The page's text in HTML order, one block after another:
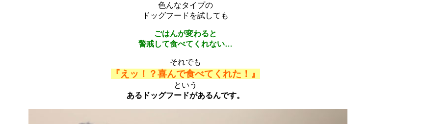
色んなタイプの
ドッグフードを試しても
ごはんが変わると
警戒して食べてくれない…
それでも
『えッ！？喜んで食べてくれた！』
という
あるドッグフードがあるんです。